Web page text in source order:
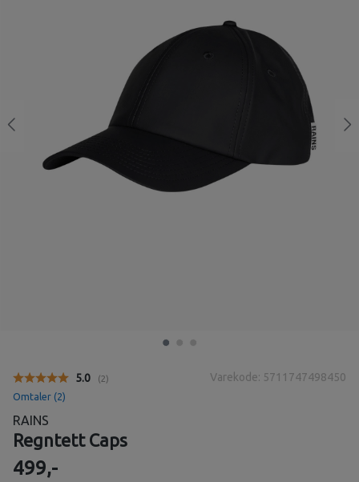
Gjennomsnittskarakter:
5.0 (stemmer:
2)
Omtaler (2)
Varekode: 5711747498450
RAINS
Regntett Caps
499,-